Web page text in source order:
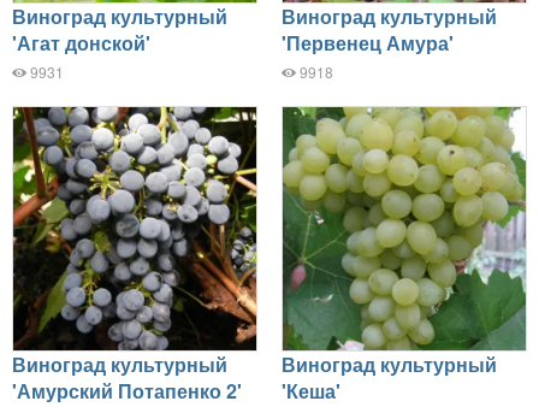
Виноград культурный
'Агат донской'
9931
Виноград культурный
'Первенец Амура'
9918
Виноград культурный
'Амурский Потапенко 2'
Виноград культурный
'Кеша'